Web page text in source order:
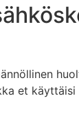
et